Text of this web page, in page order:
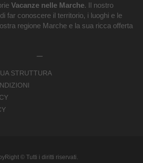
Vacanze nelle Marche. Il nostro
far conoscere il territorio, i luoghi e le
regione Marche e la sua ricca offerta
STRUTTURA
© Tutti i diritti riservati.